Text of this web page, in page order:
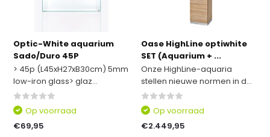
Optic-White aquarium
Sado/Duro 45P
> 45p (L45xH27xB30cm) 5mm
low-iron glass> glaz...
Op voorraad
€69,95
Oase HighLine optiwhite
SET (Aquarium + ...
Onze HighLine-aquaria
stellen nieuwe normen in d...
Op voorraad
€2.449,95